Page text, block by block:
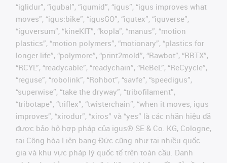
“iglidur”, “igubal”, “igumid”, “igus”, “igus improves what
moves”, “igus:bike”, “igusGO”, “igutex”, “iguverse”,
“iguversum”, “kineKIT”, “kopla”, “manus”, “motion
plastics”, “motion polymers”, “motionary”, “plastics for
longer life”, “polymore”, “print2mold”, “Rawbot”, “RBTX”,
“RCYL”, “readycable”, “readychain”, “ReBeL”, “ReCyycle”,
“reguse”, “robolink”, “Rohbot”, “savfe”, “speedigus”,
“superwise”, “take the dryway”, “tribofilament”,
“tribotape”, “triflex”, “twisterchain”, “when it moves, igus
improves”, “xirodur”, “xiros” và “yes” là các nhãn hiệu đã
được bảo hộ hợp pháp của igus® SE & Co. KG, Cologne,
tại Cộng hòa Liên bang Đức cũng như tại nhiều quốc
gia và khu vực pháp lý quốc tế trên toàn cầu. Danh